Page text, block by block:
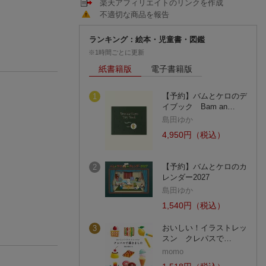
楽天アフィリエイトのリンクを作成
不適切な商品を報告
ランキング：絵本・児童書・図鑑
※1時間ごとに更新
紙書籍版 電子書籍版
1
【予約】バムとケロのデ
イブック Bam an…
島田ゆか
4,950円（税込）
2
【予約】バムとケロのカ
レンダー2027
島田ゆか
1,540円（税込）
3
おいしい！イラストレッ
スン クレパスで…
momo